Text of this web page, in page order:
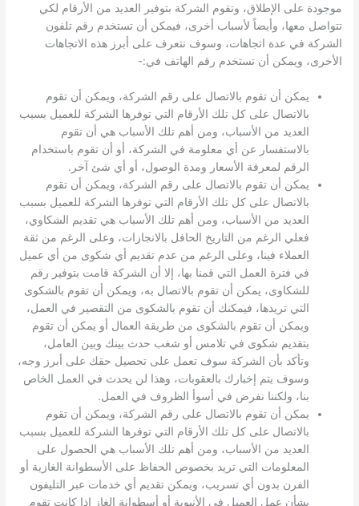
موجودة على الإطلاق، وتقوم الشركة بتوفير العديد من الأرقام لكي
تتواصل معها، وأيضاً لأسباب أخرى، فيمكن أن تستخدم رقم تلفون
الشركة في عدة اتجاهات، وسوف نتعرف على أبرز هذه الاتجاهات
الأخرى، ويمكن أن تستخدم رقم الهاتف في:-
يمكن أن تقوم بالاتصال على رقم الشركة، ويمكن أن تقوم
بالاتصال على كل تلك الأرقام التي توفرها الشركة للعميل بسبب
العديد من الأسباب، ومن أهم تلك الأسباب هي أن تقوم
بالاستفسار عن أي معلومة في الشركة، أو أن تقوم باستخدام
الرقم لمعرفة الأسعار ومدة الوصول، أو أي شئ آخر.
يمكن أن تقوم بالاتصال على رقم الشركة، ويمكن أن تقوم
بالاتصال على كل تلك الأرقام التي توفرها الشركة للعميل بسبب
العديد من الأسباب، ومن أهم تلك الأسباب هي تقديم الشكاوي،
فعلي الرغم من التاريخ الحافل بالانجازات، وعلى الرغم من ثقة
العملاء فينا، وعلى الرغم من عدم تقديم أي شكوى من أي عميل
في فترة العمل التي قمنا بها، إلا أن الشركة قامت بتوفير رقم
للشكاوى، يمكن أن تقوم بالاتصال به، ويمكن أن تقوم بالشكوى
التي تريدها، فيمكنك أن تقوم بالشكوى من التقصير في العمل،
ويمكن أن تقوم بالشكوى من طريقة العمال أو يمكن أن تقوم
بتقديم شكوى في تلامس أو شغب حدث بينك وبين العامل،
وتأكد بأن الشركة سوف تعمل على تحصيل حقك على أبرز وجه،
وسوف يتم إخبارك بالعقوبات، وهذا لن يحدث في العمل الخاص
بنا، ولكننا نفرض في أسوأ الظروف في العمل.
يمكن أن تقوم بالاتصال على رقم الشركة، ويمكن أن تقوم
بالاتصال على كل تلك الأرقام التي توفرها الشركة للعميل بسبب
العديد من الأسباب، ومن أهم تلك الأسباب هي الحصول على
المعلومات التي تريد بخصوص الحفاظ على الأسطوانة الغازية أو
الفرن بدون أي تسريب، ويمكن تقديم أي خدمات عبر التليفون
بشأن عمل العميل في الأنبوبة أو أسطوانة الغاز إذا كانت تقوم